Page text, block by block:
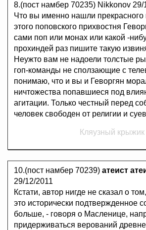
8.(пост намбер 70235) Nikkonov 29/
Что вы именно нашли прекрасного
этого поповского прихвостня
сами поп или монах или какой -
прохиндей раз пишите такую
Неужто вам не надоели толстые
гоп-команды не сползающие с
понимаю, что и вы и Геворгян
ничтожества попавшиеся под
агитации. Только честный перед
человек свободен от религии и
Кляузный крыжик
10.(пост намбер 70239) атеист
29/12/2011
Кстати, автор нигде не сказал о
это исторически подтвержденное
больше, - говоря о Масленице,
придерживаться верований